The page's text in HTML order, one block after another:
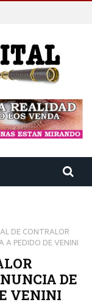
DE CONTRALOR
A PEDIDO DE VENINI
DE
VENINI